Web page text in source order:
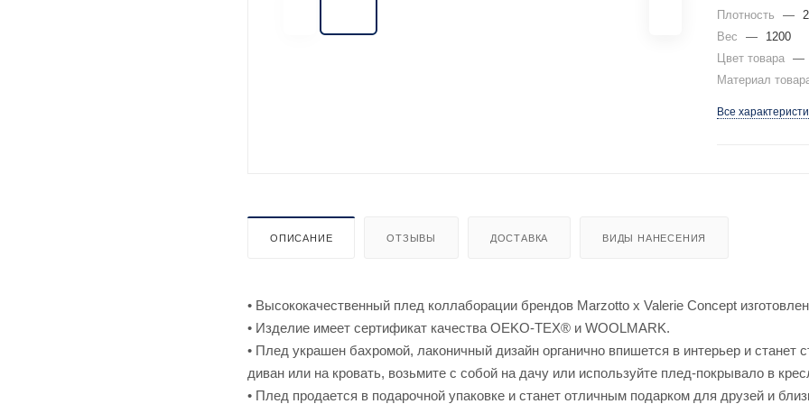
Плотность —
Вес
—
1200
Цвет товара —
Материал
Все
ОПИСАНИЕ ОТЗЫВЫ ДОСТАВКА ВИДЫ НАНЕСЕНИЯ
• Высококачественный плед коллаборации брендов Marzotto x Valerie Concept
• Изделие имеет сертификат качества OEKO-TEX® и WOOLMARK.
• Плед украшен бахромой, лаконичный дизайн органично впишется в интерьер и
диван или на кровать, возьмите с собой на дачу или используйте плед-покрывало в
• Плед продается в подарочной упаковке и станет отличным подарком для друзей и